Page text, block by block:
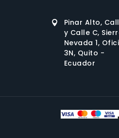

Pinar Alto,
y Calle C,
Nevada 1,
3N, Quito -
Ecuador